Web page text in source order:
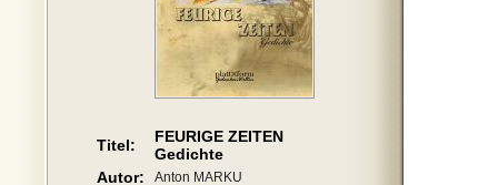
Titel:
FEURIGE ZEITEN
Gedichte
Autor:
Anton MARKU